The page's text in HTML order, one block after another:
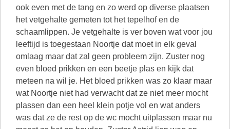
ook even met de tang en zo werd op diverse plaatsen
het vetgehalte gemeten tot het tepelhof en de
schaamlippen. Je vetgehalte is ver boven wat voor jou
leeftijd is toegestaan Noortje dat moet in elk geval
omlaag maar dat zal geen probleem zijn. Zuster nog
even bloed prikken en een beetje plas en kijk dat
meteen na wil je. Het bloed prikken was zo klaar maar
wat Noortje niet had verwacht dat ze niet meer mocht
plassen dan een heel klein potje vol en wat anders
was dat ze de rest op de wc mocht uitplassen maar nu